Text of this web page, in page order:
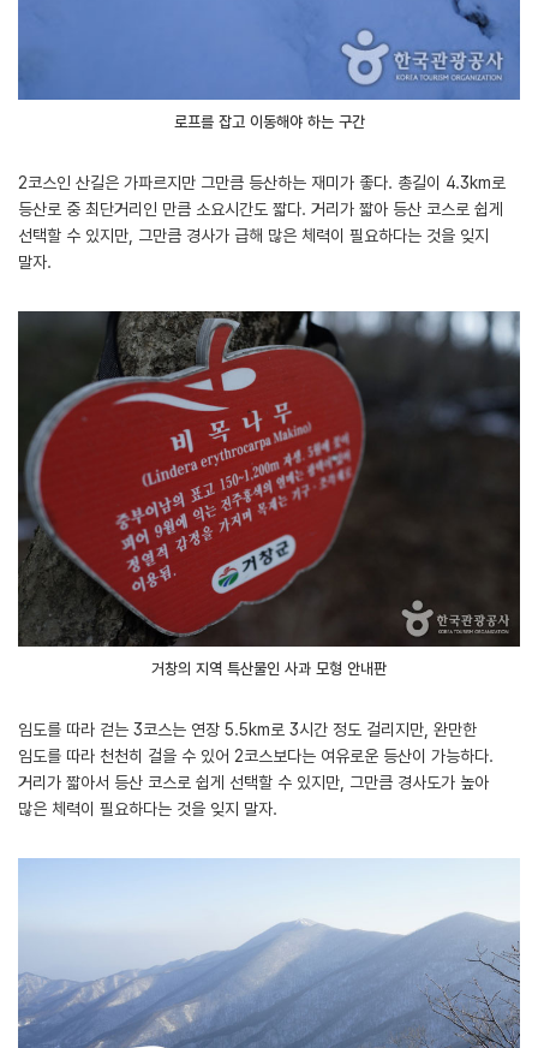
로프를 잡고 이동해야 하는 구간
2코스인 산길은 가파르지만 그만큼 등산하는 재미가 좋다. 총길이 4.3km로
등산로 중 최단거리인 만큼 소요시간도 짧다. 거리가 짧아 등산 코스로 쉽게
선택할 수 있지만, 그만큼 경사가 급해 많은 체력이 필요하다는 것을 잊지
말자.
거창의 지역 특산물인 사과 모형 안내판
임도를 따라 걷는 3코스는 연장 5.5km로 3시간 정도 걸리지만, 완만한
임도를 따라 천천히 걸을 수 있어 2코스보다는 여유로운 등산이 가능하다.
거리가 짧아서 등산 코스로 쉽게 선택할 수 있지만, 그만큼 경사도가 높아
많은 체력이 필요하다는 것을 잊지 말자.